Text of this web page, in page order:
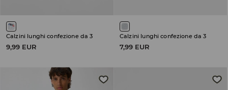
Calzini lunghi confezione da 3
9,99 EUR
Calzini lunghi confezione da 3
7,99 EUR